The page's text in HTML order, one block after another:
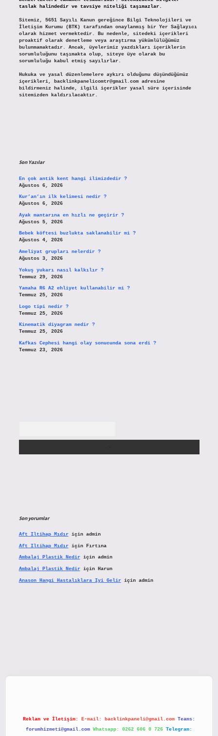
taslak halindedir ve tavsiye niteliği taşımazlar.
Sitemiz, 5651 Sayılı Kanun gereğince Bilgi Teknolojileri ve
İletişim Kurumu (BTK) tarafından onaylanmış bir Yer Sağlayıcı
olarak hizmet vermektedir. Bu nedenle, sitedeki içerikleri
proaktif olarak denetleme veya araştırma yükümlülüğümüz
bulunmamaktadır. Ancak, üyelerimiz yazdıkları içeriklerin
sorumluluğunu taşımakta olup, siteye üye olarak bu
sorumluluğu kabul etmiş sayılırlar.
Hukuka ve yasal düzenlemelere aykırı olduğunu düşündüğünüz
içerikleri,
backlinkpanelicomtr@gmail.comadresine
bildirmeniz halinde, ilgili içerikler yasal süre içerisinde
sitemizden kaldırılacaktır.
Son Yazılar
En çok antik kent hangi ilimizdedir ?
Ağustos 6, 2026
Kur’an’ın ilk kelimesi nedir ?
Ağustos 6, 2026
Ayak mantarına en hızlı ne geçirir ?
Ağustos 5, 2026
Bebek köftesi buzlukta saklanabilir mi ?
Ağustos 4, 2026
Ameliyat grupları nelerdir ?
Ağustos 3, 2026
Yokuş yukarı nasıl kalkılır ?
Temmuz 29, 2026
Yamaha R6 A2 ehliyet kullanabilir mi ?
Temmuz 25, 2026
Logo tipi nedir ?
Temmuz 25, 2026
Kinematik diyagram nedir ?
Temmuz 25, 2026
Kafkas Cephesi hangi olay sonucunda sona erdi ?
Temmuz 23, 2026
Son yorumlar
Aft Iltihap Mıdıriçin admin
Aft Iltihap Mıdıriçin Fırtına
Ambalaj Plastik Nediriçin admin
Ambalaj Plastik Nediriçin Harun
Anason Hangi Hastalıklara Iyi Geliriçin admin
Reklam ve İletişim: E-mail: backlinkpaneli@gmail.com Teams:
forumhizmeti@gmail.com Whatsapp: 0262 606 0 726 Telegram: